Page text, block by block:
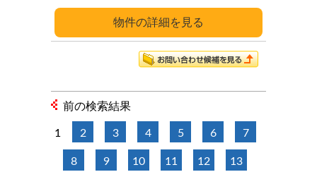
詳細
前の検索結果
1 2 3 4 5 6 7
8 9 10 11 12 13